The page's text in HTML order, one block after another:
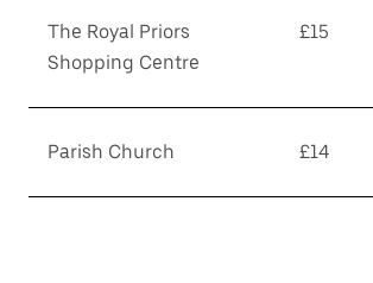
The Royal Priors
Shopping Centre
£15
Parish Church £14